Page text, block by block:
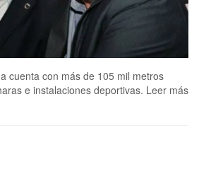
cuenta con más de 105 mil metros
e instalaciones deportivas. Leer más